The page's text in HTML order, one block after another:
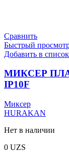
Сравнить
Быстрый
Добавить в
МИКСЕР
IP10F
Миксер
HURAKAN
Нет в наличии
0 UZS